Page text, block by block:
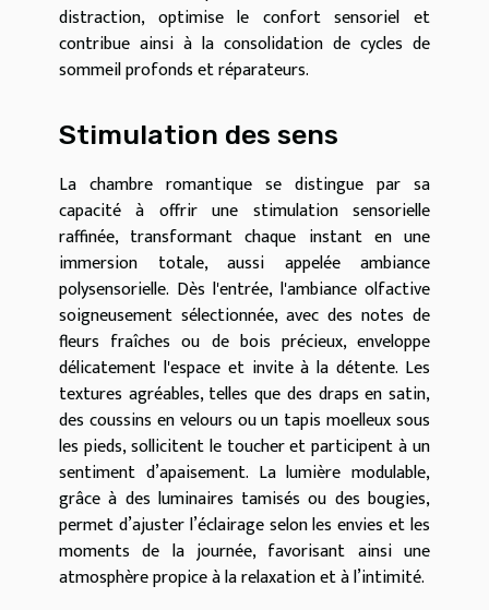
distraction, optimise le confort sensoriel et
contribue ainsi à la consolidation de cycles de
sommeil profonds et réparateurs.
Stimulation des sens
La chambre romantique se distingue par sa
capacité à offrir une stimulation sensorielle
raffinée, transformant chaque instant en une
immersion totale, aussi appelée ambiance
polysensorielle. Dès l'entrée, l'ambiance olfactive
soigneusement sélectionnée, avec des notes de
fleurs fraîches ou de bois précieux, enveloppe
délicatement l'espace et invite à la détente. Les
textures agréables, telles que des draps en satin,
des coussins en velours ou un tapis moelleux sous
les pieds, sollicitent le toucher et participent à un
sentiment d’apaisement. La lumière modulable,
grâce à des luminaires tamisés ou des bougies,
permet d’ajuster l’éclairage selon les envies et les
moments de la journée, favorisant ainsi une
atmosphère propice à la relaxation et à l’intimité.